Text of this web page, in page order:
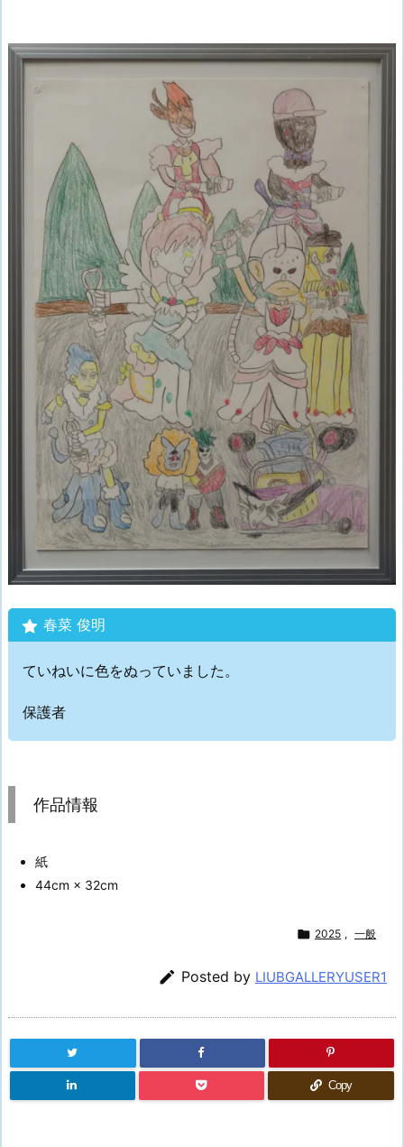
春菜 俊明
ていねいに色をぬっていました。
保護者
作品情報
紙
44cm × 32cm
 2025 , 一般
 Posted by LIUBGALLERYUSER1
Copy